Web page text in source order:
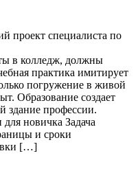
проект специалиста по
в колледж, должны
практика имитирует
погружение в живой
Образование создает
здание профессии.
новичка Задача
и сроки
[…]